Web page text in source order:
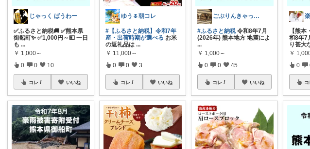
じゃっく ばうわー
✅ふるさと納税🚚 ✅熊本県
御船町✨ ✅1,000円～💴 一日
も ...
￥ 1,000～
0 0 10
コレ いいね
ゆう🌷朝コレ
#【ふるさと納税】令和7年
産・出荷時期が選べる お米
の返礼品は ...
￥ 11,000～
0 0 3
コレ いいね
ごぶりんきゃっと@感謝(*≧▽≦*)ゞ
#ふるさと納税令和8年7月
(2026年) 熊本地方 地震によ
...
￥ 1,000～
0 0 45
コレ いいね
【熊
和8年7
り甚大
￥
0
コ